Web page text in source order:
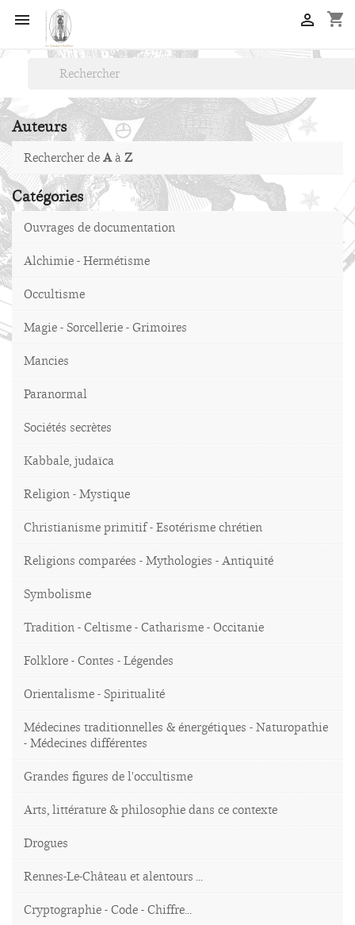
 shopping_cart

Auteurs
Rechercher deAàZ
Catégories
Ouvrages de documentation
Alchimie - Hermétisme
Occultisme
Magie - Sorcellerie - Grimoires
Mancies
Paranormal
Sociétés secrètes
Kabbale, judaïca
Religion - Mystique
Christianisme primitif - Esotérisme chrétien
Religions comparées - Mythologies - Antiquité
Symbolisme
Tradition - Celtisme - Catharisme - Occitanie
Folklore - Contes - Légendes
Orientalisme - Spiritualité
Médecines traditionnelles & énergétiques - Naturopathie
- Médecines différentes
Grandes figures de l'occultisme
Arts, littérature & philosophie dans ce contexte
Drogues
Rennes-Le-Château et alentours ...
Cryptographie - Code - Chiffre...